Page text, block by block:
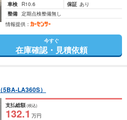
車検
R10.6 保証 あり
整備 定期点検整備無し
情報提供：
今すぐ
在庫確認・見積依頼
（5BA-LA360S）
支払総額(税込)
132.1 万円